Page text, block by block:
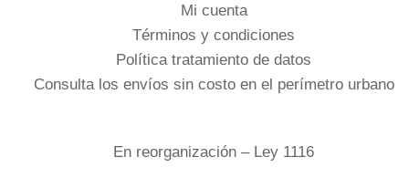
Mi cuenta
Términos y condiciones
Política tratamiento de datos
Consulta los envíos sin costo en el perímetro urbano
En reorganización – Ley 1116